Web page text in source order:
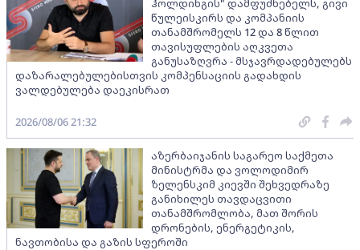
ჰოლდინგის" დამფუძნებელს, გივი
წულეისკირს და კომპანიის
თანამშრომელს 12 და 8 წლით
თავისუფლების აღკვეთა
განუსაზღვრა - მსჯავრდადებულებს
დაზარალებულებისთვის კომპენსაციის გადახდის
ვალდებულება დაეკისრათ
2026/08/06 21:32
აზერბაიჯანის საგარეო საქმეთა
მინისტრმა და ვოლოდიმირ
ზელენსკიმ კიევში შეხვედრაზე
განიხილეს თავდაცვითი
თანამშრომლობა, მათ შორის
დრონების, ენერგეტიკის,
ნავთობისა და გაზის სფეროში